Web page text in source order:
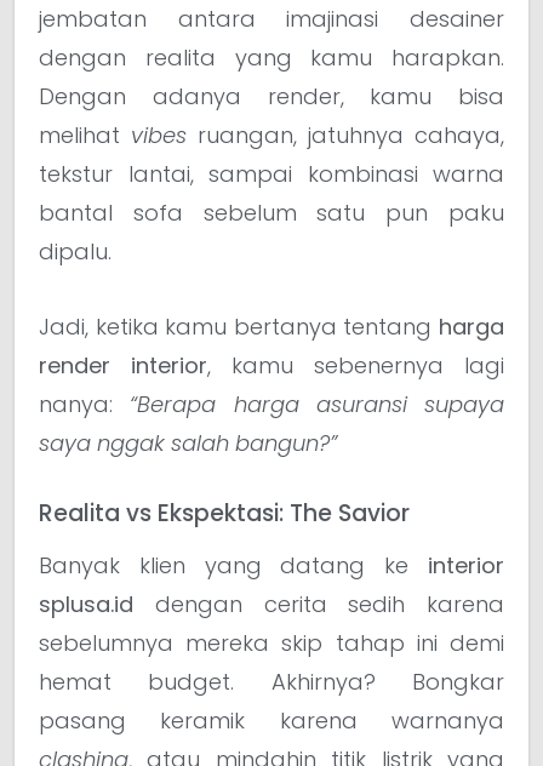
jembatan antara imajinasi desainer
dengan realita yang kamu harapkan.
Dengan adanya render, kamu bisa
melihat vibes ruangan, jatuhnya cahaya,
tekstur lantai, sampai kombinasi warna
bantal sofa sebelum satu pun paku
dipalu.
Jadi, ketika kamu bertanya tentang harga
render interior, kamu sebenernya lagi
nanya: “Berapa harga asuransi supaya
saya nggak salah bangun?”
Realita vs Ekspektasi: The Savior
Banyak klien yang datang ke interior
splusa.id dengan cerita sedih karena
sebelumnya mereka skip tahap ini demi
hemat budget. Akhirnya? Bongkar
pasang keramik karena warnanya
clashing, atau mindahin titik listrik yang